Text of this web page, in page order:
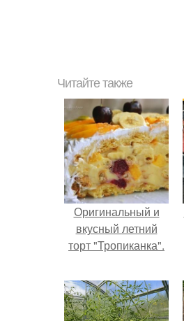
Читайте также
Оригинальный и
вкусный летний
торт "Тропиканка".